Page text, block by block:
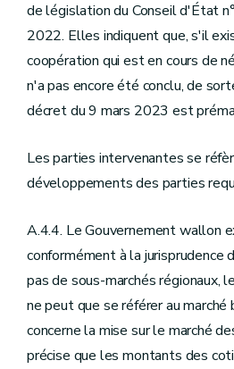
de législation du Conseil d'État
2022. Elles indiquent que, s'il
coopération qui est en cours de
n'a pas encore été conclu, de
décret du 9 mars 2023 est
Les parties intervenantes se
développements des parties
A.4.4. Le Gouvernement wallon
conformément à la jurisprudence
pas de sous-marchés régionaux,
ne peut que se référer au marché
concerne la mise sur le marché
précise que les montants des